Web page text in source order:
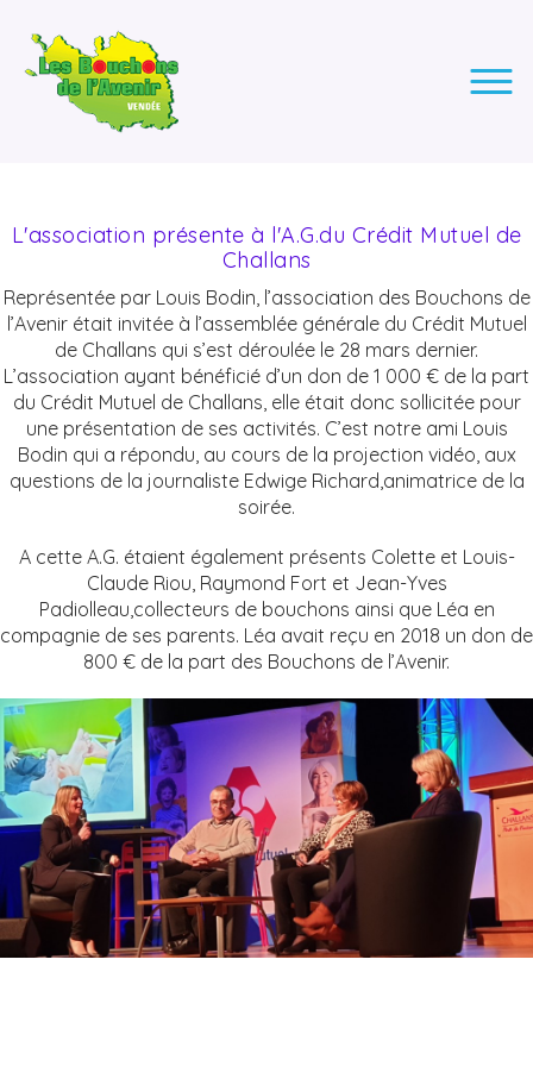
L'association présente à l'A.G.du Crédit Mutuel de
Challans
Représentée par Louis Bodin, l’association des Bouchons de
l’Avenir était invitée à l’assemblée générale du Crédit Mutuel
de Challans qui s’est déroulée le 28 mars dernier.
L’association ayant bénéficié d’un don de 1 000 € de la part
du Crédit Mutuel de Challans, elle était donc sollicitée pour
une présentation de ses activités. C’est notre ami Louis
Bodin qui a répondu, au cours de la projection vidéo, aux
questions de la journaliste Edwige Richard,animatrice de la
soirée.
A cette A.G. étaient également présents Colette et Louis-
Claude Riou, Raymond Fort et Jean-Yves
Padiolleau,collecteurs de bouchons ainsi que Léa en
compagnie de ses parents. Léa avait reçu en 2018 un don de
800 € de la part des Bouchons de l’Avenir.